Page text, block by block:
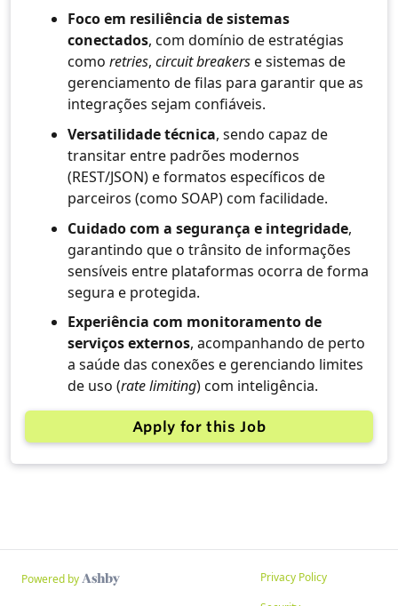
Foco em resiliência de sistemas
conectados, com domínio de estratégias
como retries, circuit breakerse sistemas de
gerenciamento de filas para garantir que as
integrações sejam confiáveis.
Versatilidade técnica, sendo capaz de
transitar entre padrões modernos
(REST/JSON) e formatos específicos de
parceiros (como SOAP) com facilidade.
Cuidado com a segurança e integridade,
garantindo que o trânsito de informações
sensíveis entre plataformas ocorra de forma
segura e protegida.
Experiência com monitoramento de
serviços externos, acompanhando de perto
a saúde das conexões e gerenciando limites
de uso (rate limiting) com inteligência.
Apply for this Job
Powered by
Privacy Policy